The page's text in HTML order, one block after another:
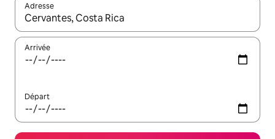
Adresse
Lorsque les résultats s'affichent, utilisez les flèches vers le
Arrivée
Départ